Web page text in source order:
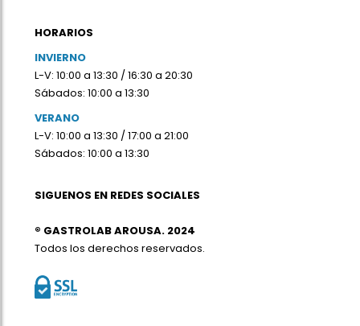
HORARIOS
INVIERNO
L-V: 10:00 a 13:30 / 16:30 a 20:30
Sábados: 10:00 a 13:30
VERANO
L-V: 10:00 a 13:30 / 17:00 a 21:00
Sábados: 10:00 a 13:30
SIGUENOS EN REDES SOCIALES
® GASTROLAB AROUSA. 2024
Todos los derechos reservados.